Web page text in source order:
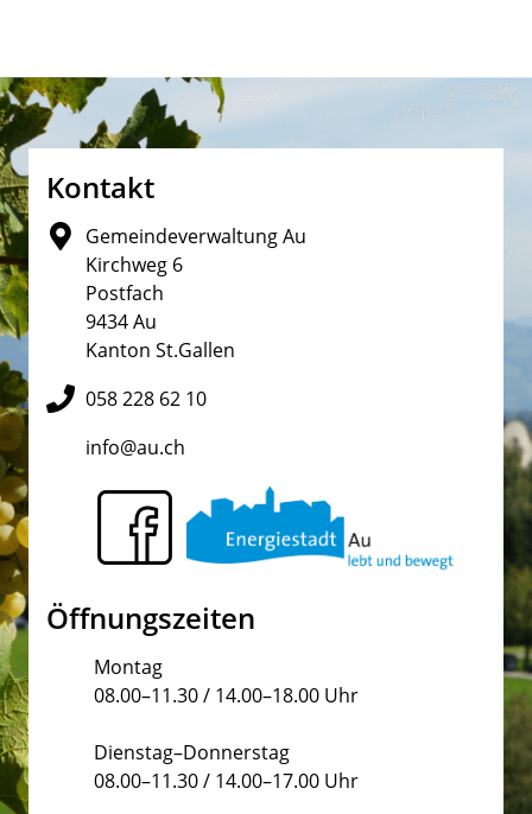
Fusszeile
Kontakt
Gemeindeverwaltung Au
Kirchweg 6
Postfach
9434 Au
Kanton St.Gallen
058 228 62 10
info@au.ch
Öffnungszeiten
Montag
08.00–11.30 / 14.00–18.00 Uhr
Dienstag–Donnerstag
08.00–11.30 / 14.00–17.00 Uhr